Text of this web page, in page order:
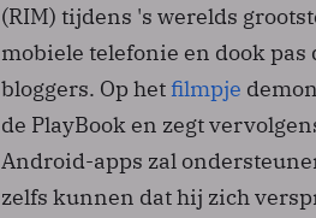
(RIM) tijdens 's werelds
mobiele telefonie en dook pas
bloggers. Op hetfilmpje
de PlayBook en zegt
Android-apps zal
zelfs kunnen dat hij zich